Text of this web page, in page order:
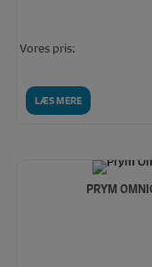
LÆS MERE
Vores pris:
PRYM